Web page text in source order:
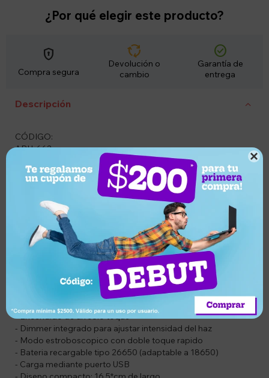

¿Por qué elegir este producto?
encrypted
Compra segura
cycle
Devolución o
cambio
check_circle
Garantía de
entrega
Descripción
CÓDIGO:
ARH-662
DESCRIPCIÓN
Linterna recargable con foco zoom y gran alcance, ideal para
actividades de caza, camping, seguridad o emergencias.
Incorpora LED de alto rendimiento, ajustes de potencia y
modo estroboscópico, todo en un diseño compacto y
eficiente.
- LED de 7*W de potencia
- Alcance de hasta 700*metros
- Encendido de un solo toque
- Dimmer integrado para ajustar intensidad del haz
- Modo estroboscopico con doble toque rapido
- Bateria recargable tipo 26650 (adaptable a 18650)
- Carga mediante puerto USB